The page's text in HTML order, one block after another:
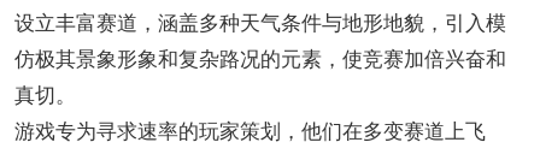
设立丰富赛道，涵盖多种天气条件与地形地貌，引入模
仿极其景象形象和复杂路况的元素，使竞赛加倍兴奋和
真切。
游戏专为寻求速率的玩家策划，他们在多变赛道上飞